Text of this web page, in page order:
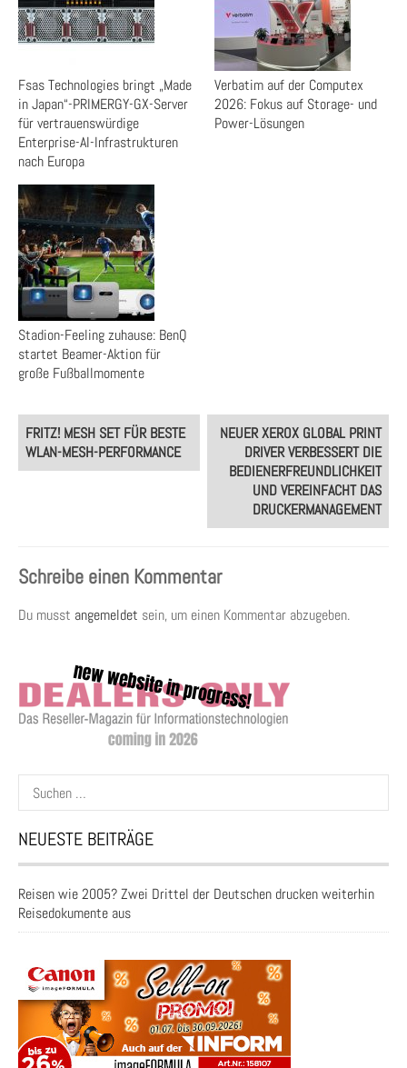
Fsas Technologies bringt „Made
in Japan“-PRIMERGY-GX-Server
für vertrauenswürdige
Enterprise-AI-Infrastrukturen
nach Europa
Verbatim auf der Computex
2026: Fokus auf Storage- und
Power-Lösungen
Stadion-Feeling zuhause: BenQ
startet Beamer-Aktion für
große Fußballmomente
Post
navigation
FRITZ! MESH SET FÜR BESTE
WLAN-MESH-PERFORMANCE
NEUER XEROX GLOBAL PRINT
DRIVER VERBESSERT DIE
BEDIENERFREUNDLICHKEIT
UND VEREINFACHT DAS
DRUCKERMANAGEMENT
Schreibe einen Kommentar
Du musst angemeldet sein, um einen Kommentar abzugeben.
Suchen
nach:
NEUESTE BEITRÄGE
Reisen wie 2005? Zwei Drittel der Deutschen drucken weiterhin
Reisedokumente aus